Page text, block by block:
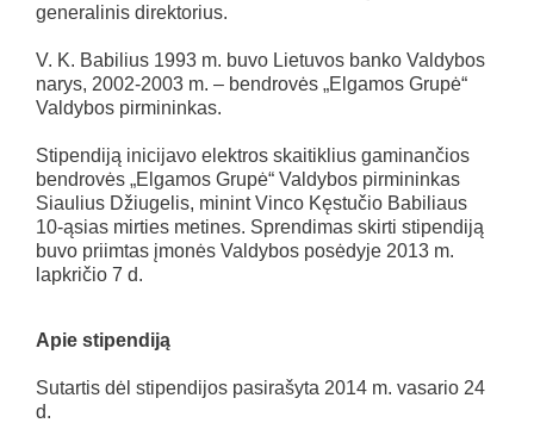
generalinis direktorius.
V. K. Babilius 1993 m. buvo Lietuvos banko Valdybos
narys, 2002-2003 m. – bendrovės „Elgamos Grupė“
Valdybos pirmininkas.
Stipendiją inicijavo elektros skaitiklius gaminančios
bendrovės „Elgamos Grupė“ Valdybos pirmininkas
Siaulius Džiugelis, minint Vinco Kęstučio Babiliaus
10-ąsias mirties metines. Sprendimas skirti stipendiją
buvo priimtas įmonės Valdybos posėdyje 2013 m.
lapkričio 7 d.
Apie stipendiją
Sutartis dėl stipendijos pasirašyta 2014 m. vasario 24
d.